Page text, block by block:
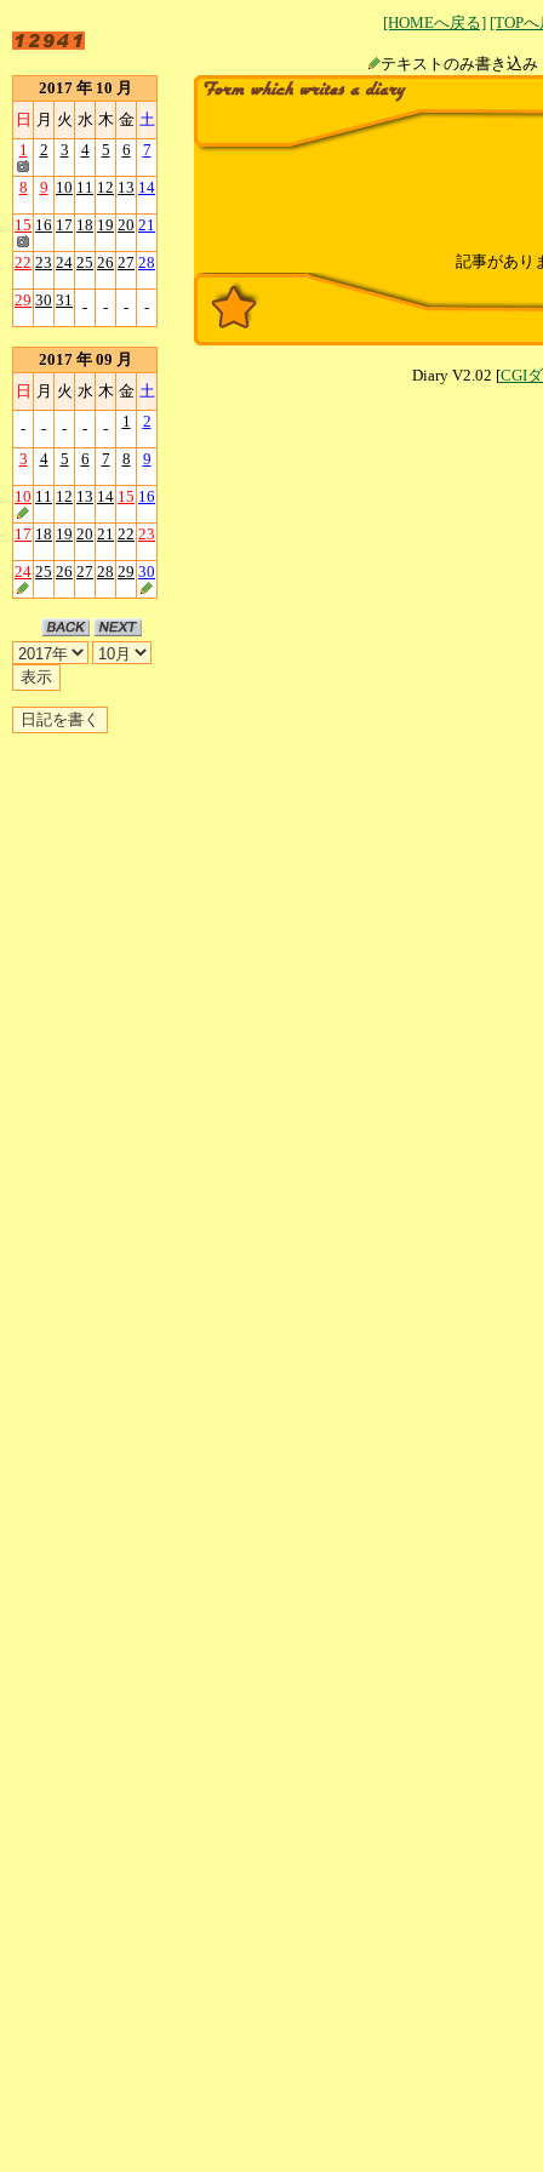
[HOMEへ戻る] [TOP
テキストのみ書
2017 年 10 月
日 月 火 水 木 金 土
1
2 3 4 5 6 7
8 9 10 11 12 13 14
15 16 17 18 19 20 21
22 23 24 25 26 27 28
29 30 31 - - - -
2017 年 09 月
日 月 火 水 木 金 土
- - - - - 1 2
3 4 5 6 7 8 9
10 11 12 13 14 15 16
17 18 19 20 21 22 23
24 25 26 27 28 29 30
記事があり
Diary V2.02 [CGI